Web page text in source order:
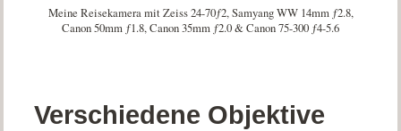
Meine Reisekamera mit Zeiss 24-70ƒ2, Samyang WW 14mm ƒ2.8,
Canon 50mm ƒ1.8, Canon 35mm ƒ2.0 & Canon 75-300 ƒ4-5.6
Verschiedene Objektive